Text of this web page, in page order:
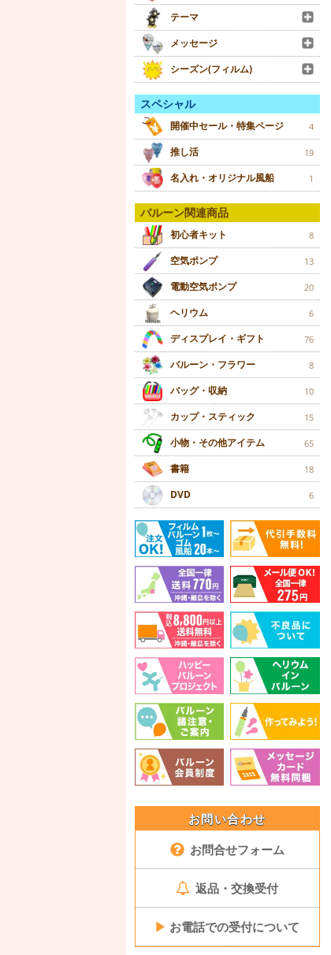
テーマ
メッセージ
シーズン(フィルム)
スペシャル
開催中セール・特集ページ 4
推し活 19
名入れ・オリジナル風船 1
バルーン関連商品
初心者キット 8
空気ポンプ 13
電動空気ポンプ 20
ヘリウム 6
ディスプレイ・ギフト 76
バルーン・フラワー 8
バッグ・収納 10
カップ・スティック 15
小物・その他アイテム 65
書籍 18
DVD 6
お問い合わせ
お問合せフォーム
返品・交換受付
▶ お電話での受付について